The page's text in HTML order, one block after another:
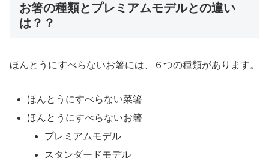
お箸の種類とプレミアムモデルとの違い
は？？
ほんとうにすべらないお箸には、６つの種類があります。
ほんとうにすべらない菜箸
ほんとうにすべらないお箸
プレミアムモデル
スタンダードモデル